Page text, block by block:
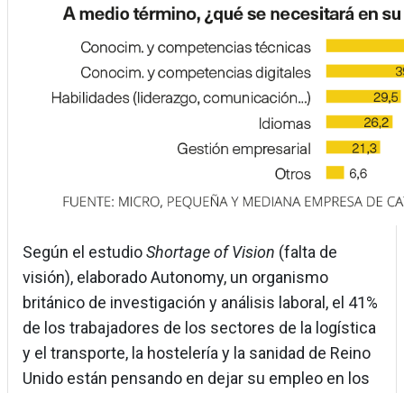
Según el estudioShortage of Vision (falta de
visión), elaborado Autonomy, un organismo
británico de investigación y análisis laboral, el 41%
de los trabajadores de los sectores de la logística
y el transporte, la hostelería y la sanidad de Reino
Unido están pensando en dejar su empleo en los